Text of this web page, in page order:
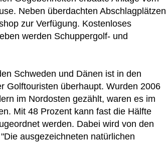
Neben überdachten Abschlagplätzen
zur Verfügung. Kostenloses
werden Schuppergolf- und
Schweden und Dänen ist in den
Golftouristen überhaupt. Wurden 2006
im Nordosten gezählt, waren es im
Mit 48 Prozent kann fast die Hälfte
werden. Dabei wird von den
ausgezeichneten natürlichen